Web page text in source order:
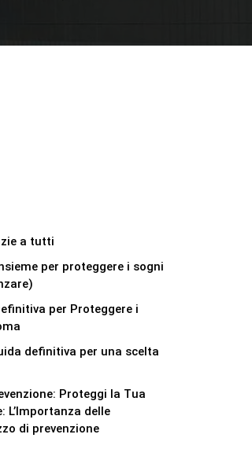
a tutti
per proteggere i sogni
per Proteggere i
definitiva per una scelta
Proteggi la Tua
L’Importanza delle
di prevenzione